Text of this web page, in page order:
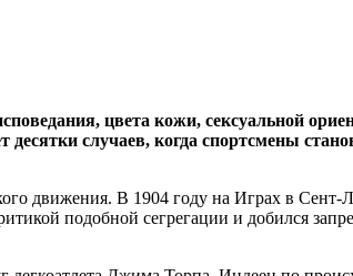
цвета кожи, сексуальной
случаев, когда спортсмены
движения. В 1904 году на Играх в
подобной сегрегации и добился